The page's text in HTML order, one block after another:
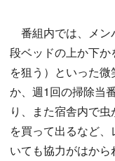
番組内では、メン
段ベッドの上か下
を狙う）といった
か、週1回の掃除当
り、また宿舎内で
を買って出るなど
いても協力がはから